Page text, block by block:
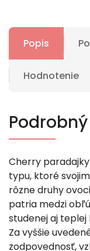
Popis
Hodnotenie
Cherry
typu, ktoré
rôzne druhy
patria medzi
studenej aj teplej
Za vyššie
zodpovednosť,